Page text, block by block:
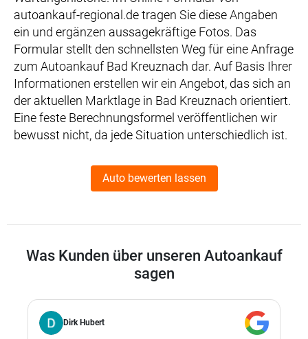
autoankauf-regional.de tragen Sie diese Angaben
ein und ergänzen aussagekräftige Fotos. Das
Formular stellt den schnellsten Weg für eine Anfrage
zum Autoankauf Bad Kreuznach dar. Auf Basis Ihrer
Informationen erstellen wir ein Angebot, das sich an
der aktuellen Marktlage in Bad Kreuznach orientiert.
Eine feste Berechnungsformel veröffentlichen wir
bewusst nicht, da jede Situation unterschiedlich ist.
Auto bewerten lassen
Was Kunden über unseren Autoankauf
sagen
Dirk Hubert